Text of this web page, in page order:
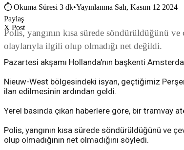
⏱ Okuma Süresi 3 dk•Yayınlanma Salı, Kasım 12 2024
Paylaş
X Post
Polis, yangının kısa sürede söndürüldüğünü
olaylarıyla ilgili olup olmadığı net değildi.
Pazartesi akşamı Hollanda'nın başkenti
Nieuw-West bölgesindeki isyan, geçtiğimiz
ilan edilmesinin ardından geldi.
Yerel basında çıkan haberlere göre, bir tramvay
Polis, yangının kısa sürede söndürüldüğünü ve
olup olmadığının net olmadığını söyledi.